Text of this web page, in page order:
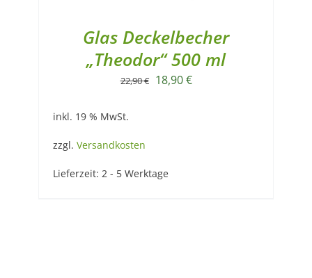
Glas Deckelbecher
„Theodor“ 500 ml
22,90€ Ursprünglicher
18,90€Aktueller
inkl. 19 % MwSt.
zzgl. Versandkosten
Lieferzeit: 2 - 5 Werktage